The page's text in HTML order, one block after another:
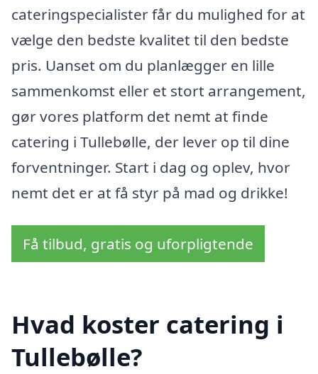
cateringspecialister får du mulighed for at
vælge den bedste kvalitet til den bedste
pris. Uanset om du planlægger en lille
sammenkomst eller et stort arrangement,
gør vores platform det nemt at finde
catering i Tullebølle, der lever op til dine
forventninger. Start i dag og oplev, hvor
nemt det er at få styr på mad og drikke!
Få tilbud, gratis og uforpligtende
Hvad koster catering i
Tullebølle?